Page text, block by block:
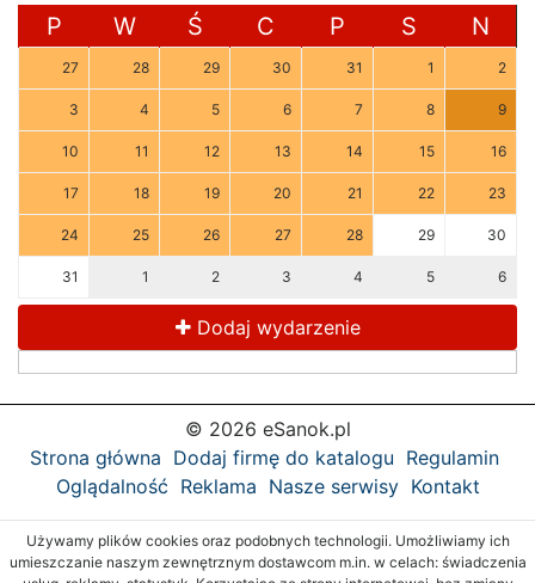
P W Ś C P S N
27 28 29 30 31 1 2
3 4 5 6 7 8 9
10 11 12 13 14 15 16
17 18 19 20 21 22 23
24 25 26 27 28 29 30
31 1 2 3 4 5 6
Dodaj wydarzenie
© 2026 eSanok.pl
Strona główna Dodaj firmę do katalogu Regulamin
Oglądalność Reklama Nasze serwisy Kontakt
Używamy plików cookies oraz podobnych technologii. Umożliwiamy ich
umieszczanie naszym zewnętrznym dostawcom m.in. w celach: świadczenia